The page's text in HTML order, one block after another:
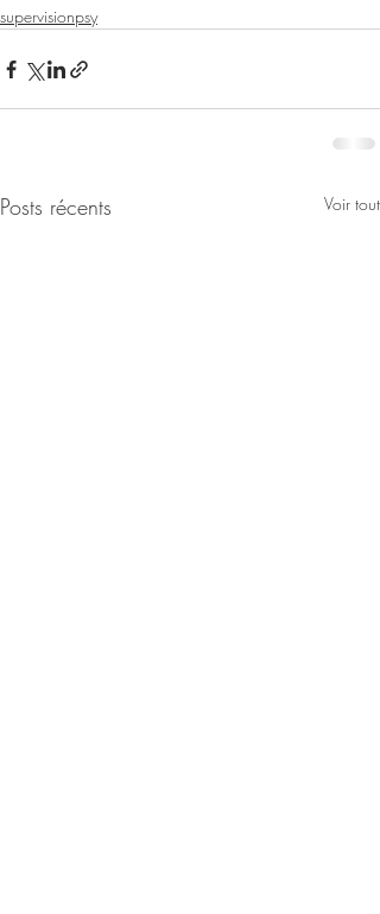
supervisionpsy
Posts récents Voir tout